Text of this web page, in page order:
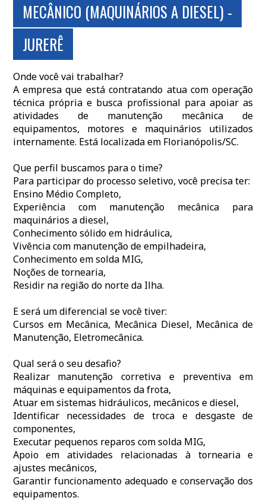
MECÂNICO (MAQUINÁRIOS A DIESEL) -
JURERÊ
Onde você vai trabalhar?
A empresa que está contratando atua com operação
técnica própria e busca profissional para apoiar as
atividades de manutenção mecânica de
equipamentos, motores e maquinários utilizados
internamente. Está localizada em Florianópolis/SC.
Que perfil buscamos para o time?
Para participar do processo seletivo, você precisa ter:
Ensino Médio Completo,
Experiência com manutenção mecânica para
maquinários a diesel,
Conhecimento sólido em hidráulica,
Vivência com manutenção de empilhadeira,
Conhecimento em solda MIG,
Noções de tornearia,
Residir na região do norte da Ilha.
E será um diferencial se você tiver:
Cursos em Mecânica, Mecânica Diesel, Mecânica de
Manutenção, Eletromecânica.
Qual será o seu desafio?
Realizar manutenção corretiva e preventiva em
máquinas e equipamentos da frota,
Atuar em sistemas hidráulicos, mecânicos e diesel,
Identificar necessidades de troca e desgaste de
componentes,
Executar pequenos reparos com solda MIG,
Apoio em atividades relacionadas à tornearia e
ajustes mecânicos,
Garantir funcionamento adequado e conservação dos
equipamentos.